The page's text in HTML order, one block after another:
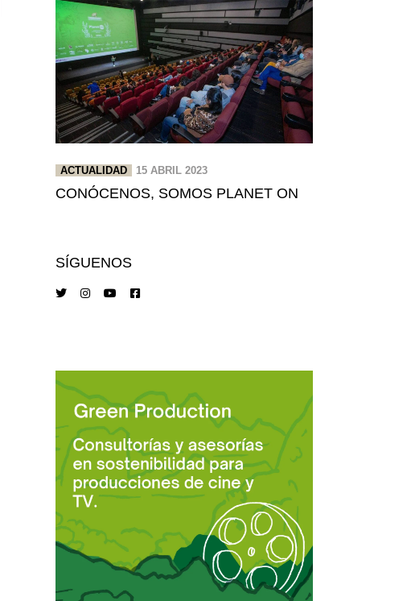
ACTUALIDAD 15 ABRIL 2023
CONÓCENOS, SOMOS PLANET ON
SÍGUENOS